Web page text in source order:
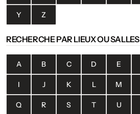
Y Z
RECHERCHE PAR LIEUX OU SALLES
A B C D E
I J K L M
Q R S T U